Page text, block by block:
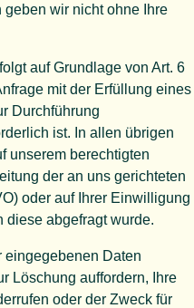
wir nicht ohne Ihre
auf Grundlage von Art. 6
mit der Erfüllung eines
Durchführung
ist. In allen übrigen
unserem berechtigten
der an uns gerichteten
oder auf Ihrer Einwilligung
diese abgefragt wurde.
eingegebenen Daten
Löschung auffordern, Ihre
oder der Zweck für